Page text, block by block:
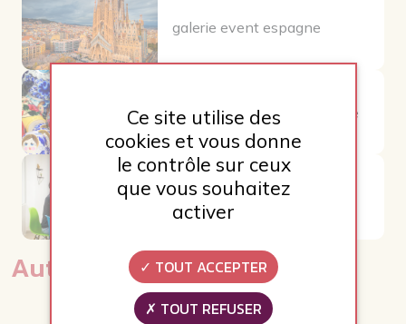
galerie event espagne
galerie page methode droite
Galerie gauche page
methode
Autres Galeries
Ce site utilise des
cookies et vous donne
le contrôle sur ceux
que vous souhaitez
activer
TOUT ACCEPTER
TOUT REFUSER